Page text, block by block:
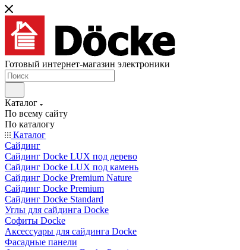
Готовый интернет-магазин электроники
Каталог
По всему сайту
По каталогу
Каталог
Сайдинг
Сайдинг Docke LUX под дерево
Сайдинг Docke LUX под камень
Сайдинг Docke Premium Nature
Сайдинг Docke Premium
Сайдинг Docke Standard
Углы для сайдинга Docke
Софиты Docke
Аксессуары для сайдинга Docke
Фасадные панели